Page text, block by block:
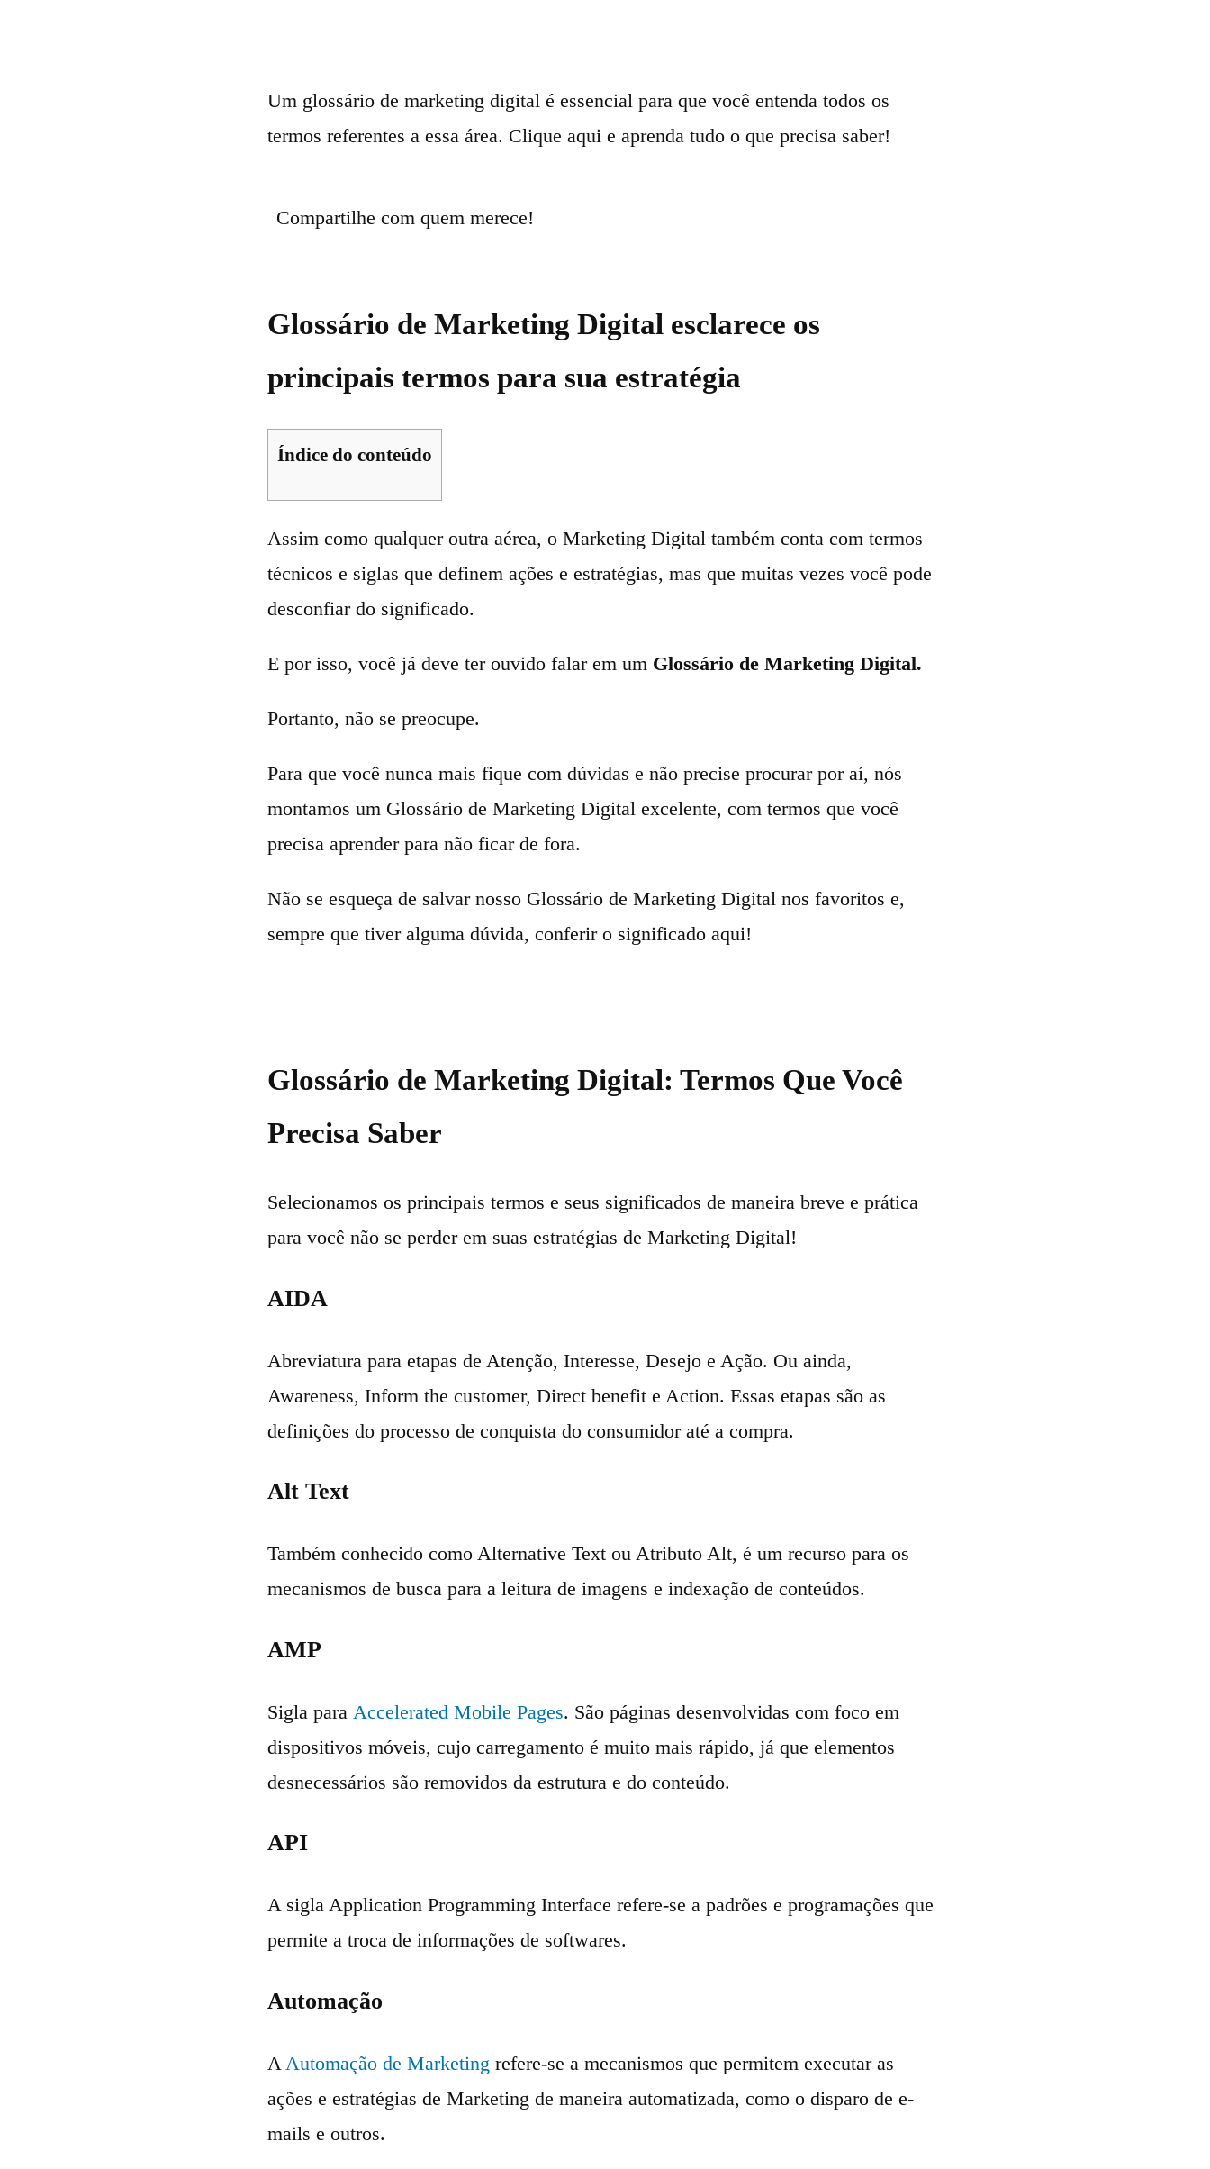
Um glossário de marketing digital é essencial para que você entenda todos os
termos referentes a essa área. Clique aqui e aprenda tudo o que precisa saber!
Compartilhe com quem merece!
Glossário de Marketing Digital esclarece os
principais termos para sua estratégia
Índice do conteúdo
Assim como qualquer outra aérea, o Marketing Digital também conta com termos
técnicos e siglas que definem ações e estratégias, mas que muitas vezes você pode
desconfiar do significado.
E por isso, você já deve ter ouvido falar em um Glossário de Marketing Digital.
Portanto, não se preocupe.
Para que você nunca mais fique com dúvidas e não precise procurar por aí, nós
montamos um Glossário de Marketing Digital excelente, com termos que você
precisa aprender para não ficar de fora.
Não se esqueça de salvar nosso Glossário de Marketing Digital nos favoritos e,
sempre que tiver alguma dúvida, conferir o significado aqui!
Glossário de Marketing Digital: Termos Que Você
Precisa Saber
Selecionamos os principais termos e seus significados de maneira breve e prática
para você não se perder em suas estratégias de Marketing Digital!
AIDA
Abreviatura para etapas de Atenção, Interesse, Desejo e Ação. Ou ainda,
Awareness, Inform the customer, Direct benefit e Action. Essas etapas são as
definições do processo de conquista do consumidor até a compra.
Alt Text
Também conhecido como Alternative Text ou Atributo Alt, é um recurso para os
mecanismos de busca para a leitura de imagens e indexação de conteúdos.
AMP
Sigla para Accelerated Mobile Pages. São páginas desenvolvidas com foco em
dispositivos móveis, cujo carregamento é muito mais rápido, já que elementos
desnecessários são removidos da estrutura e do conteúdo.
API
A sigla Application Programming Interface refere-se a padrões e programações que
permite a troca de informações de softwares.
Automação
A Automação de Marketing refere-se a mecanismos que permitem executar as
ações e estratégias de Marketing de maneira automatizada, como o disparo de e-
mails e outros.